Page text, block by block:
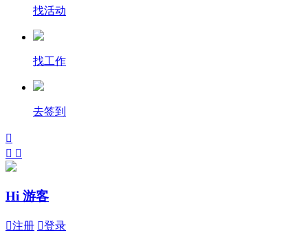
找活动
找工作
去签到

 
Hi 游客
注册 登录